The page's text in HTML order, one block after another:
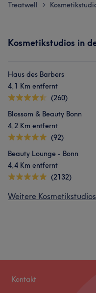
Treatwell >
Kosmetikstudios in
Haus des Barbers
4,1 Km entfernt
(260)
Blossom & Beauty Bonn
4,2 Km entfernt
(92)
Beauty Lounge - Bonn
4,4 Km entfernt
(2132)
Weitere
Kontakt